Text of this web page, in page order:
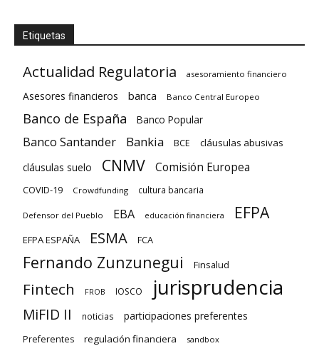
Etiquetas
Actualidad Regulatoria asesoramiento financiero
Asesores financieros banca Banco Central Europeo
Banco de España Banco Popular
Banco Santander Bankia BCE cláusulas abusivas
cláusulas suelo CNMV Comisión Europea
COVID-19 Crowdfunding cultura bancaria
Defensor del Pueblo EBA educación financiera EFPA
EFPA ESPAÑA ESMA FCA
Fernando Zunzunegui Finsalud
Fintech FROB IOSCO jurisprudencia
MiFID II noticias participaciones preferentes
Preferentes regulación financiera sandbox